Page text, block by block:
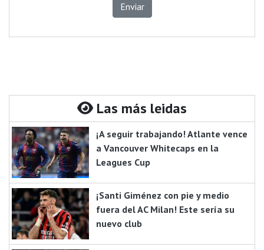
Enviar
Las más leidas
¡A seguir trabajando! Atlante vence
a Vancouver Whitecaps en la
Leagues Cup
¡Santi Giménez con pie y medio
fuera del AC Milan! Este sería su
nuevo club